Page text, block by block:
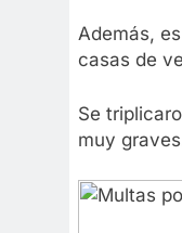
Además,
casas de
Se
muy